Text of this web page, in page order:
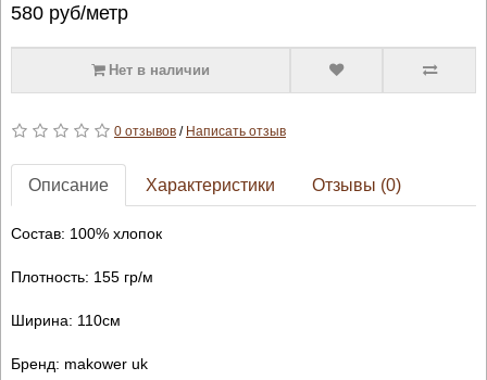
580руб/метр
Нет в наличии
0 отзывов/ Написать отзыв
Описание Характеристики Отзывы (0)
Состав: 100% хлопок
Плотность: 155 гр/м
Ширина: 110см
Бренд: makower uk